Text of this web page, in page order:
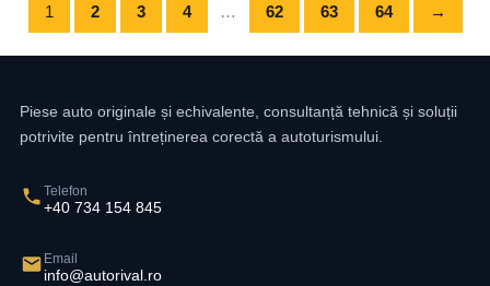
1 2 3 4 … 62 63 64 →
Piese auto originale și echivalente, consultanță tehnică și soluții
potrivite pentru întreținerea corectă a autoturismului.
Telefon
+40 734 154 845
Email
info@autorival.ro